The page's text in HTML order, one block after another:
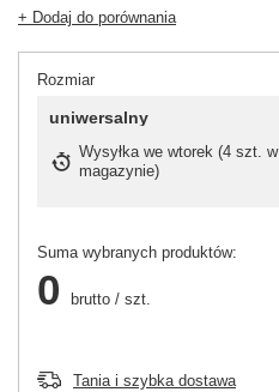
+ Dodaj do porównania
Rozmiar
uniwersalny
Wysyłka we wtorek (4 szt. w
magazynie)
Suma wybranych produktów:
0 brutto / szt.
Tania i szybka dostawa